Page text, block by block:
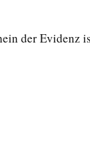
der Evidenz